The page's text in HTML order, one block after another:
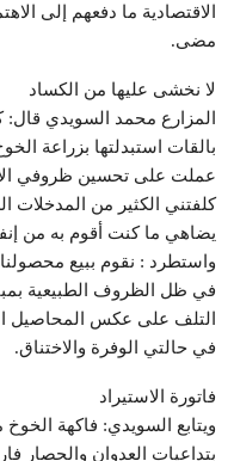
الاقتصادية ما دفعهم إلى
مضى.
لا نخشى عليها من الكساد
المزارع محمد السويدي
بالقات استبدلتها بزراعة
عملت على تحسين ظروفي
كلفتني الكثير من المدخلات
يضاهي ما كنت أقوم به من
واستطرد : نقوم ببيع
في ظل الظروف الطبيعية
التلف على عكس المحاصيل
في حالتي الوفرة والاختناق.
فاتورة الاستيراد
ويتابع السويدي: فاكهة
بتداعيات العدوان والحصار